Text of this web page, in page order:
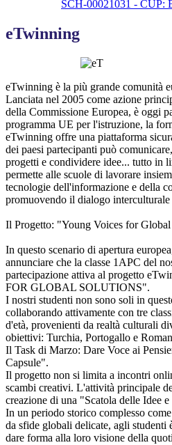
SCH-00021031 - CUP:
eTwinning
eTwinning è la più grande comunità
Lanciata nel 2005 come azione
della Commissione Europea, è oggi
programma UE per l'istruzione, la
eTwinning offre una piattaforma
dei paesi partecipanti può
progetti e condividere idee... tutto in
permette alle scuole di lavorare
tecnologie dell'informazione e della
promuovendo il dialogo
Il Progetto: "Young Voices for
In questo scenario di apertura
annunciare che la classe 1APC del
partecipazione attiva al progetto
FOR GLOBAL SOLUTIONS".
I nostri studenti non sono soli in
collaborando attivamente con tre
d'età, provenienti da realtà culturali
obiettivi: Turchia, Portogallo e
Il Task di Marzo: Dare Voce ai
Capsule".
Il progetto non si limita a incontri
scambi creativi. L'attività principale
creazione di una "Scatola delle Idee
In un periodo storico complesso
da sfide globali delicate, agli studenti
dare forma alla loro visione della